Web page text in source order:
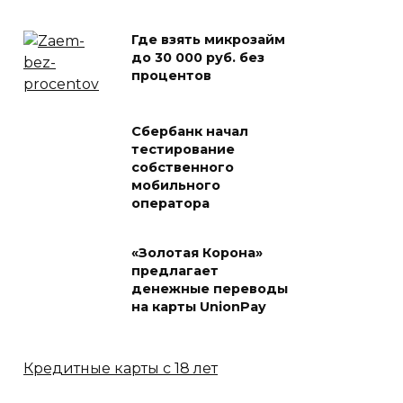
Где взять микрозайм
до 30 000 руб. без
процентов
Сбербанк начал
тестирование
собственного
мобильного
оператора
«Золотая Корона»
предлагает
денежные переводы
на карты UnionPay
Кредитные карты с 18 лет